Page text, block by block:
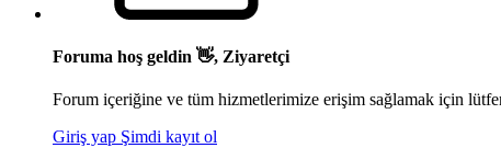
Foruma hoş geldin 👋, Ziyaretçi
Forum içeriğine ve tüm hizmetlerimize erişim sağlamak için
Giriş yap Şimdi kayıt ol